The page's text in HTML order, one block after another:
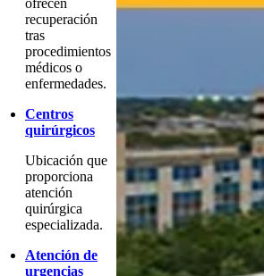
ofrecen
recuperación
tras
procedimientos
médicos o
enfermedades.
Centros
quirúrgicos
Ubicación que
proporciona
atención
quirúrgica
especializada.
Atención de
urgencias